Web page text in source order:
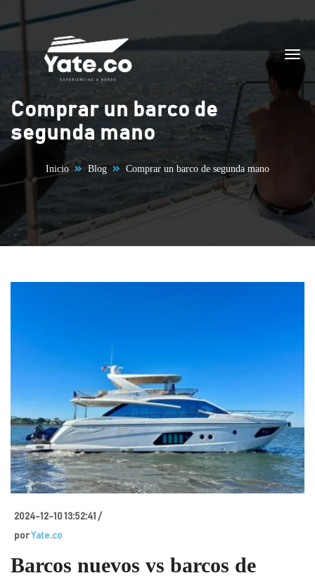
Saltar al contenido
Comprar un barco de
segunda mano
Inicio Blog Comprar un barco de segunda mano
2024-12-10 13:52:41 /
porYate.co
Barcos nuevos vs barcos de